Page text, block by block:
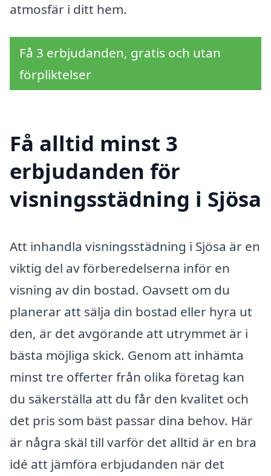
atmosfär i ditt hem.
Få 3 erbjudanden, gratis och utan
förpliktelser
Få alltid minst 3
erbjudanden för
visningsstädning i Sjösa
Att inhandla visningsstädning i Sjösa är en
viktig del av förberedelserna inför en
visning av din bostad. Oavsett om du
planerar att sälja din bostad eller hyra ut
den, är det avgörande att utrymmet är i
bästa möjliga skick. Genom att inhämta
minst tre offerter från olika företag kan
du säkerställa att du får den kvalitet och
det pris som bäst passar dina behov. Här
är några skäl till varför det alltid är en bra
idé att jämföra erbjudanden när det